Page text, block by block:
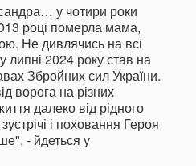
у чотири роки
році померла мама,
Не дивлячись на всі
липні 2024 року став на
Збройних сил України.
ворога на різних
далеко від рідного
і поховання Героя
- йдеться у